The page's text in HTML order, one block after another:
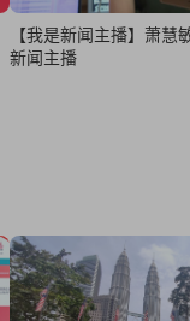
【我是新闻主播】萧
新闻主播